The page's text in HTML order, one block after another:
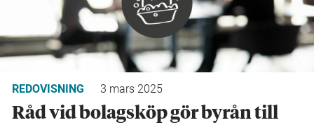
REDOVISNING 3 mars 2025
Råd vid bolagsköp gör byrån till